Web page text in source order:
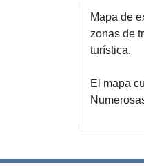
Mapa de
zonas de
turística.
El mapa